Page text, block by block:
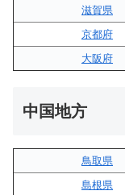
滋賀県
京都府
大阪府
中国地方
鳥取県
島根県